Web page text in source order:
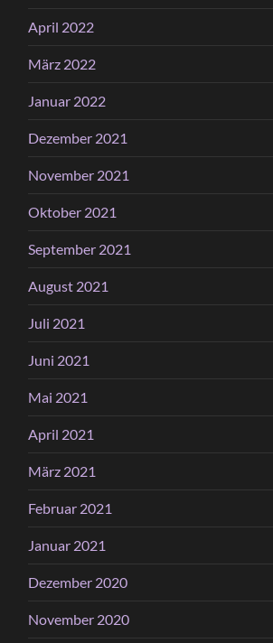
April 2022
März 2022
Januar 2022
Dezember 2021
November 2021
Oktober 2021
September 2021
August 2021
Juli 2021
Juni 2021
Mai 2021
April 2021
März 2021
Februar 2021
Januar 2021
Dezember 2020
November 2020